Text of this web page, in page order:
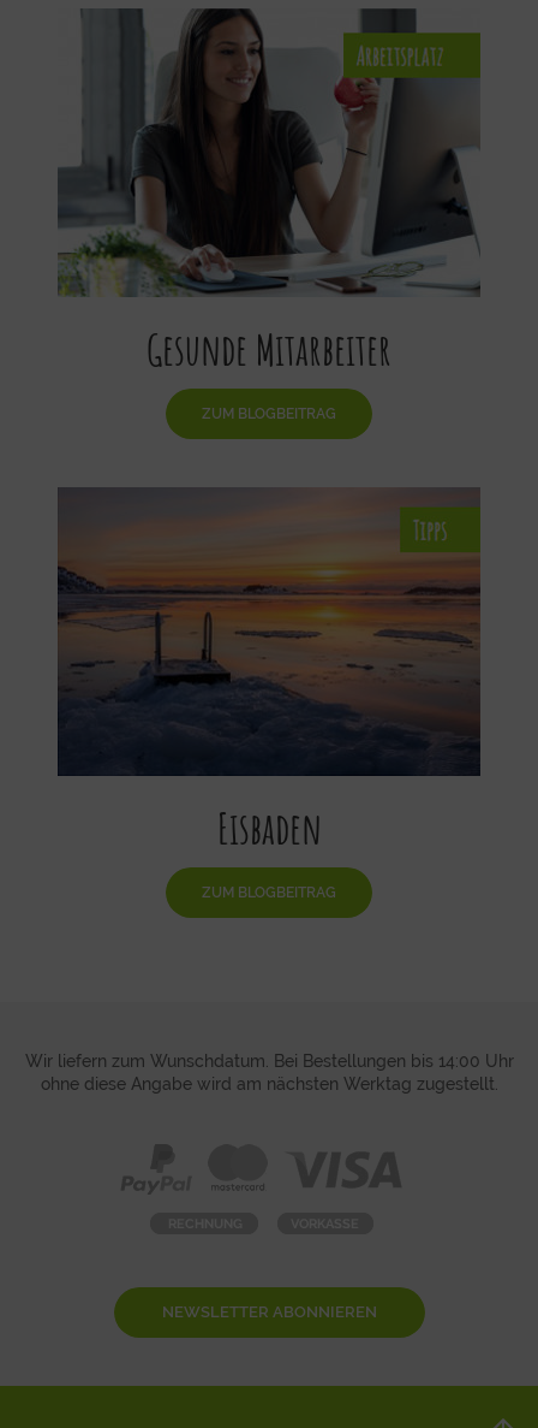
Gesunde Mitarbeiter
ZUM BLOGBEITRAG
Eisbaden
ZUM BLOGBEITRAG
Wir liefern zum Wunschdatum. Bei Bestellungen bis 14:00 Uhr
ohne diese Angabe wird am nächsten Werktag zugestellt.
NEWSLETTER ABONNIEREN